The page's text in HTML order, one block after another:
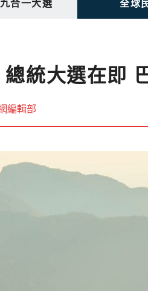
合一大選 全球
總統大選在即
編輯部